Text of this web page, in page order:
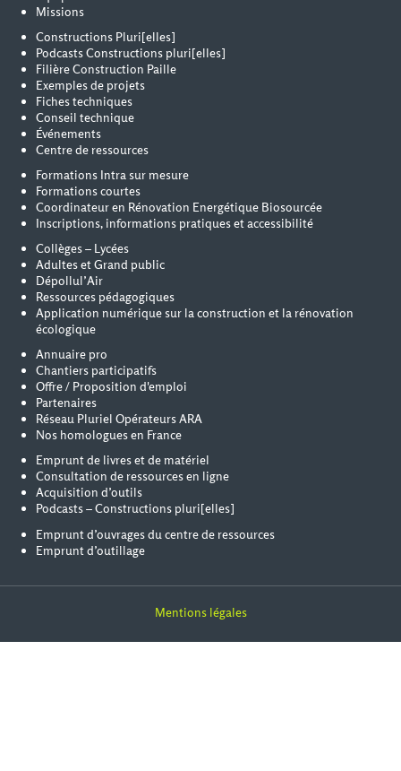
Missions
Constructions Pluri[elles]
Podcasts Constructions pluri[elles]
Filière Construction Paille
Exemples de projets
Fiches techniques
Conseil technique
Événements
Centre de ressources
Formations Intra sur mesure
Formations courtes
Coordinateur en Rénovation Energétique Biosourcée
Inscriptions, informations pratiques et accessibilité
Collèges – Lycées
Adultes et Grand public
Dépollul’Air
Ressources pédagogiques
Application numérique sur la construction et la rénovation
écologique
Annuaire pro
Chantiers participatifs
Offre / Proposition d'emploi
Partenaires
Réseau Pluriel Opérateurs ARA
Nos homologues en France
Emprunt de livres et de matériel
Consultation de ressources en ligne
Acquisition d’outils
Podcasts – Constructions pluri[elles]
Emprunt d’ouvrages du centre de ressources
Emprunt d’outillage
Mentions légales